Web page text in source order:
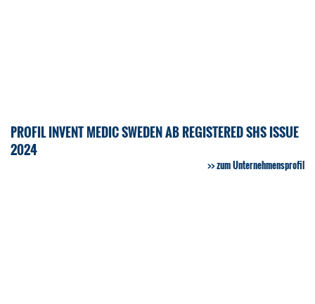
PROFIL INVENT MEDIC SWEDEN AB REGISTERED SHS ISSUE
2024
zum Unternehmensprofil